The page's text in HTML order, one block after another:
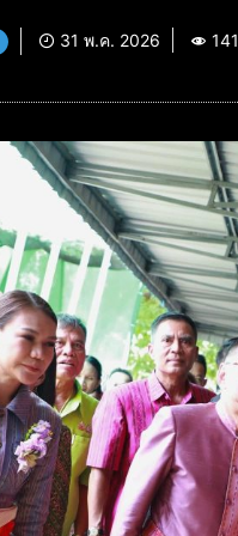
31 พ.ค. 2026 141